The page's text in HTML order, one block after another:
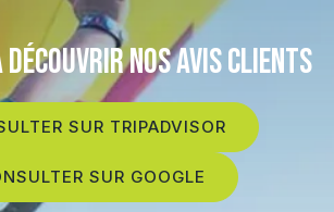
NOS AVIS CLIENTS
SUR TRIPADVISOR
SUR GOOGLE